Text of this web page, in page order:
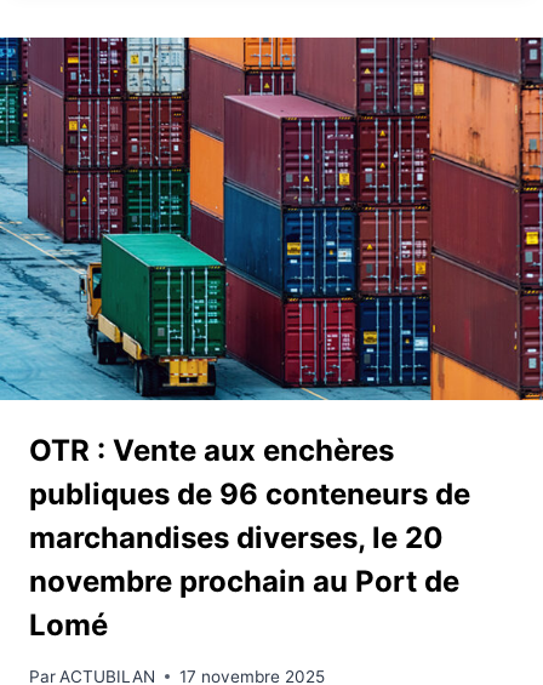
OTR : Vente aux enchères
publiques de 96 conteneurs de
marchandises diverses, le 20
novembre prochain au Port de
Lomé
ParACTUBILAN 17 novembre 2025